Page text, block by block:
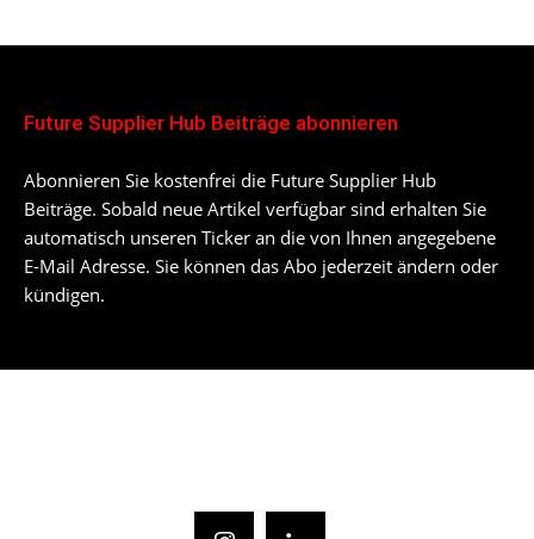
Future Supplier Hub Beiträge abonnieren
Abonnieren Sie kostenfrei die Future Supplier Hub
Beiträge. Sobald neue Artikel verfügbar sind erhalten Sie
automatisch unseren Ticker an die von Ihnen angegebene
E-Mail Adresse. Sie können das Abo jederzeit ändern oder
kündigen.